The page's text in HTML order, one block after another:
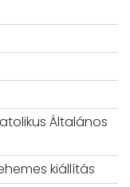
Általános
kiállítás